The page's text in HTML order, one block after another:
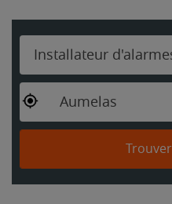
Installateur
Aumelas